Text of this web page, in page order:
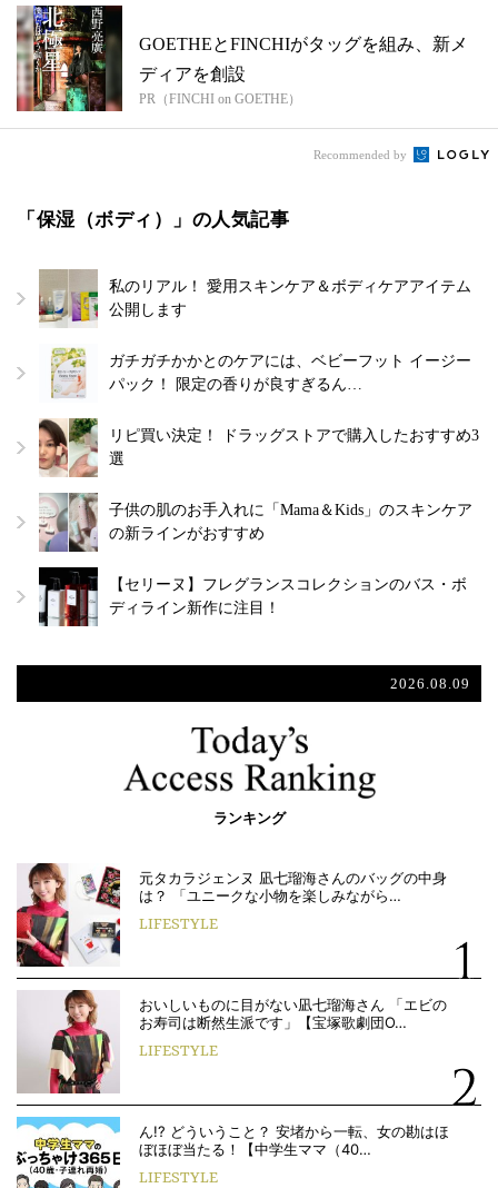
GOETHEとFINCHIがタッグを組み、新メ
ディアを創設
PR（FINCHI on GOETHE）
Recommended by
「保湿（ボディ）」の人気記事
私のリアル！ 愛用スキンケア＆ボディケアアイテム
公開します
ガチガチかかとのケアには、ベビーフット イージー
パック！ 限定の香りが良すぎるん…
リピ買い決定！ ドラッグストアで購入したおすすめ3
選
子供の肌のお手入れに「Mama＆Kids」のスキンケア
の新ラインがおすすめ
【セリーヌ】フレグランスコレクションのバス・ボ
ディライン新作に注目！
2026.08.09
ランキング
元タカラジェンヌ 凪七瑠海さんのバッグの中身
は？ 「ユニークな小物を楽しみながら…
LIFESTYLE
おいしいものに目がない凪七瑠海さん 「エビの
お寿司は断然生派です」【宝塚歌劇団O…
LIFESTYLE
ん!? どういうこと？ 安堵から一転、女の勘はほ
ぼほぼ当たる！【中学生ママ（40…
LIFESTYLE